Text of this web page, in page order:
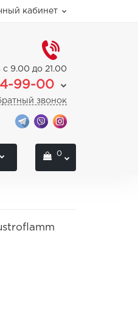
кабинет
с 9.00 до 21.00
99-00
звонок
0